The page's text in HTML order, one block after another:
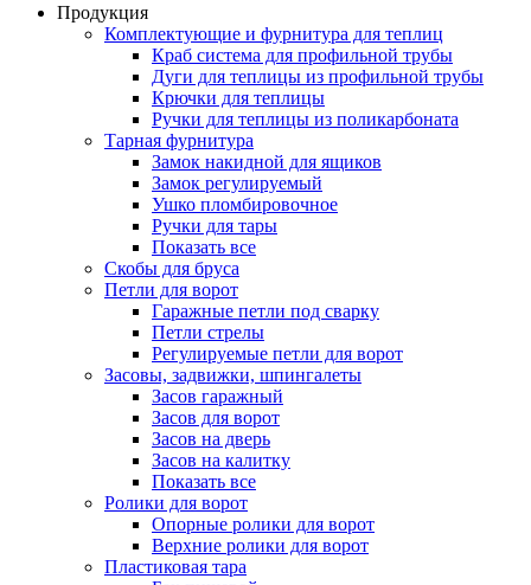
Продукция
Комплектующие и фурнитура для теплиц
Краб система для профильной трубы
Дуги для теплицы из профильной трубы
Крючки для теплицы
Ручки для теплицы из поликарбоната
Тарная фурнитура
Замок накидной для ящиков
Замок регулируемый
Ушко пломбировочное
Ручки для тары
Показать все
Скобы для бруса
Петли для ворот
Гаражные петли под сварку
Петли стрелы
Регулируемые петли для ворот
Засовы, задвижки, шпингалеты
Засов гаражный
Засов для ворот
Засов на дверь
Засов на калитку
Показать все
Ролики для ворот
Опорные ролики для ворот
Верхние ролики для ворот
Пластиковая тара